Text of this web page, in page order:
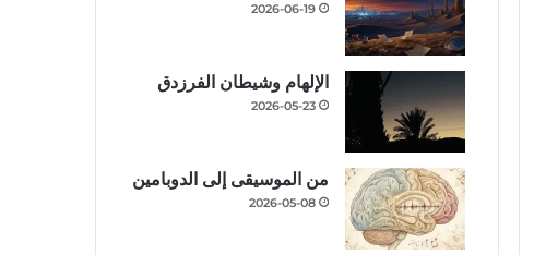
2026-06-19
الإلهام وشيطان الفرزدق
2026-05-23
من الموسيقى إلى الدوبامين
2026-05-08